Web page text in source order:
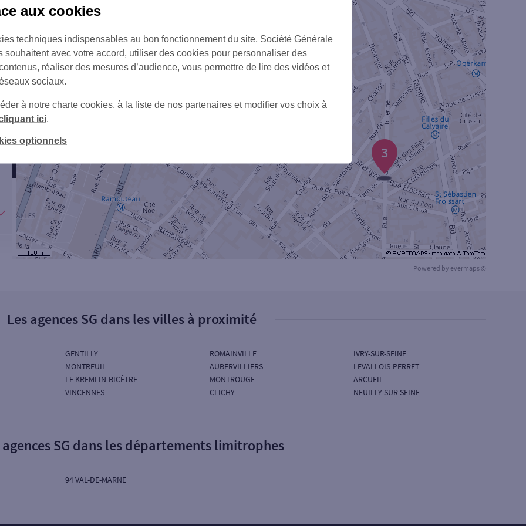
3
Powered by evermaps ©
Les agences SG dans les villes à proximité
GENTILLY
MONTREUIL
LE KREMLIN-BICÊTRE
VINCENNES
ROMAINVILLE
AUBERVILLIERS
MONTROUGE
CLICHY
IVRY-SUR-SEINE
LEVALLOIS-PERRET
ARCUEIL
NEUILLY-SUR-SEINE
agences SG dans les départements limitrophes
94 VAL-DE-MARNE
aux cookies
techniques indispensables au bon fonctionnement du site, Société Générale
souhaitent avec votre accord, utiliser des cookies pour personnaliser des
réaliser des mesures d’audience, vous permettre de lire des vidéos et
sociaux.
à notre charte cookies, à la liste de nos partenaires et modifier vos choix à
ici.
optionnels